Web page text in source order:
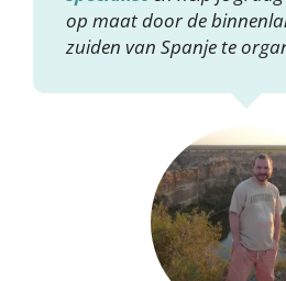
op maat door de
zuiden van Spanje te